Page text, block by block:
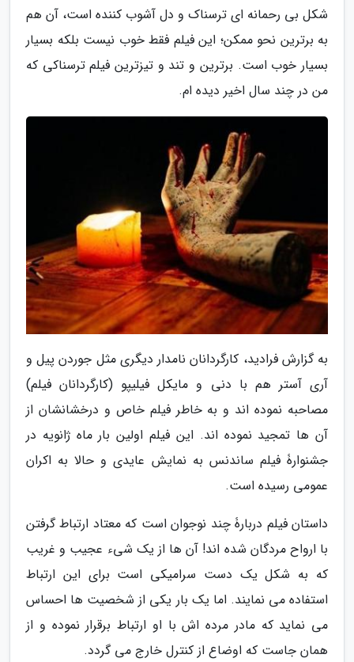
شکل بی رحمانه ای ترسناک و دل آشوب کننده است، آن هم
به برترین نحو ممکن؛ این فیلم فقط خوب نیست بلکه بسیار
بسیار خوب است. برترین و تند و تیزترین فیلم ترسناکی که
من در چند سال اخیر دیده ام.
به گزارش فرادید، کارگردانان نامدار دیگری مثل جوردن پیل و
آری آستر هم با دنی و مایکل فیلیپو (کارگردانان فیلم)
مصاحبه نموده اند و به خاطر فیلم خاص و درخشانشان از
آن ها تمجید نموده اند. این فیلم اولین بار ماه ژانویه در
جشنوارۀ فیلم ساندنس به نمایش عایدی و حالا به اکران
عمومی رسیده است.
داستان فیلم دربارۀ چند نوجوان است که معتاد ارتباط گرفتن
با ارواح مردگان شده اند! آن ها از یک شیء عجیب و غریب
که به شکل یک دست سرامیکی است برای این ارتباط
استفاده می نمایند. اما یک بار یکی از شخصیت ها احساس
می نماید که مادر مرده اش با او ارتباط برقرار نموده و از
همان جاست که اوضاع از کنترل خارج می گردد.